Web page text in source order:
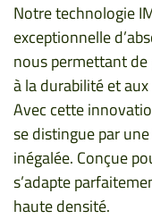
Notre technologie
exceptionnelle
nous permettant de
à la durabilité et
Avec cette
se distingue par
inégalée. Conçue
s’adapte
haute densité.